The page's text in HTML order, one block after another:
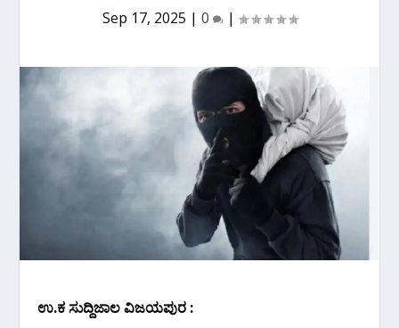
Sep 17, 2025 | 0 |
ಉ.ಕ ಸುದ್ದಿಜಾಲ ವಿಜಯಪುರ :